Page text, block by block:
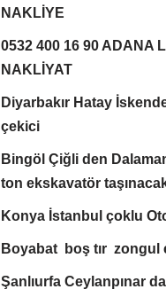
NAKLİYE
0532 400 16 90 ADANA
NAKLİYAT
Diyarbakır Hatay
çekici
Bingöl Çiğli den
ton ekskavatör
Konya İstanbul çoklu
Boyabat boş tır zongul
Şanlıurfa Ceylanpınar